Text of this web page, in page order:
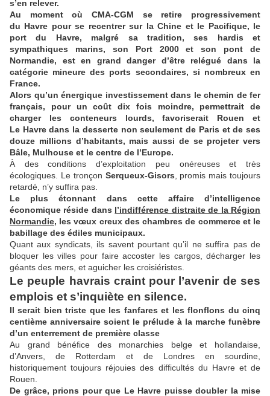
s’en relever.
Au moment où CMA-CGM se retire progressivement
du Havre pour se recentrer sur la Chine et le Pacifique, le
port du Havre, malgré sa tradition, ses hardis et
sympathiques marins, son Port 2000 et son pont de
Normandie, est en grand danger d’être relégué dans la
catégorie mineure des ports secondaires, si nombreux en
France.
Alors qu’un énergique investissement dans le chemin de fer
français, pour un coût dix fois moindre, permettrait de
charger les conteneurs lourds, favoriserait Rouen et
Le Havre dans la desserte non seulement de Paris et de ses
douze millions d’habitants, mais aussi de se projeter vers
Bâle, Mulhouse et le centre de l’Europe.
À des conditions d’exploitation peu onéreuses et très
écologiques. Le tronçon Serqueux-Gisors , promis mais toujours
retardé, n’y suffira pas.
Le plus étonnant dans cette affaire d’intelligence
économique réside dans l’indifférence distraite de la Région
Normandie, les vœux creux des chambres de commerce et le
babillage des édiles municipaux.
Quant aux syndicats, ils savent pourtant qu’il ne suffira pas de
bloquer les villes pour faire accoster les cargos, décharger les
géants des mers, et aguicher les croisiéristes.
Le peuple havrais craint pour l’avenir de ses
emplois et s’inquiète en silence.
Il serait bien triste que les fanfares et les flonflons du cinq
centième anniversaire soient le prélude à la marche funèbre
d’un enterrement de première classe
Au grand bénéfice des monarchies belge et hollandaise,
d’Anvers, de Rotterdam et de Londres en sourdine,
historiquement toujours réjouies des difficultés du Havre et de
Rouen.
De grâce, prions pour que Le Havre puisse doubler la mise